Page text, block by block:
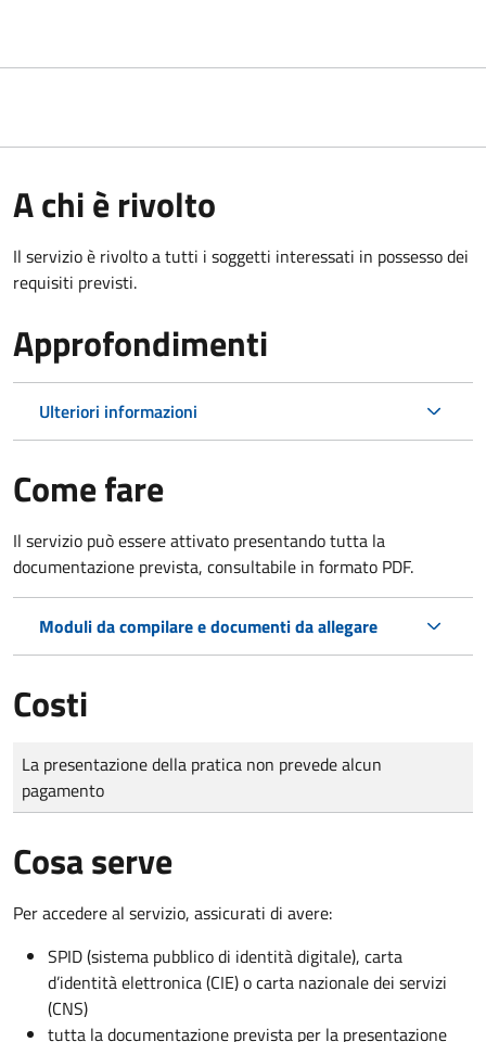
A chi è rivolto
Il servizio è rivolto a tutti i soggetti interessati in possesso dei
requisiti previsti.
Approfondimenti
Ulteriori informazioni
Come fare
Il servizio può essere attivato presentando tutta la
documentazione prevista, consultabile in formato PDF.
Moduli da compilare e documenti da allegare
Costi
Tipo di pagamento
Importo
La presentazione della pratica non prevede alcun
pagamento
Cosa serve
Per accedere al servizio, assicurati di avere:
SPID (sistema pubblico di identità digitale), carta
d’identità elettronica (CIE) o carta nazionale dei servizi
(CNS)
tutta la documentazione prevista per la presentazione